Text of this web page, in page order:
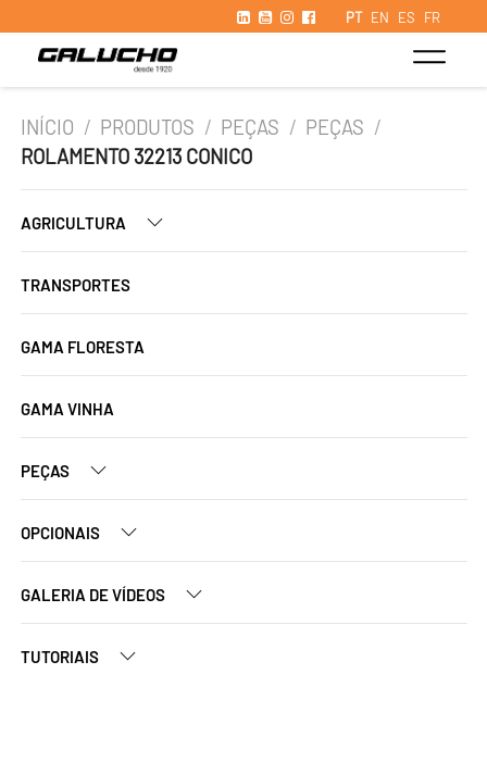
PT EN ES FR
INÍCIO / PRODUTOS / PEÇAS / PEÇAS /
ROLAMENTO 32213 CONICO
AGRICULTURA
TRANSPORTES
GAMA FLORESTA
GAMA VINHA
PEÇAS
OPCIONAIS
GALERIA DE VÍDEOS
TUTORIAIS